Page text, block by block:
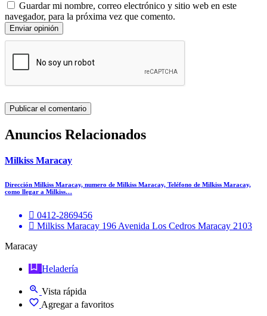
Guardar mi nombre, correo electrónico y sitio web en este
navegador, para la próxima vez que comento.
Enviar opinión
Anuncios Relacionados
Milkiss Maracay
Dirección Milkiss Maracay, numero de Milkiss Maracay, Teléfono de Milkiss Maracay,
como llegar a Milkiss…
0412-2869456
Milkiss Maracay 196 Avenida Los Cedros Maracay 2103
Maracay
Heladería
Vista rápida
Agregar a favoritos